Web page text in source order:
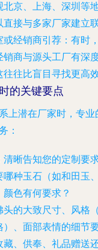
北京、上海、深圳等
接与多家厂家建立联
或经销商引荐 ：有时
销商与源头工厂有深
往比盲目寻找更高效
的关键要点
上潜在厂家时，专
：
清晰告知您的定制要
哪种玉石（如和田玉
色有何要求？
头的大致尺寸、风格
、面部表情的细节要
藏、供奉、礼品赠送